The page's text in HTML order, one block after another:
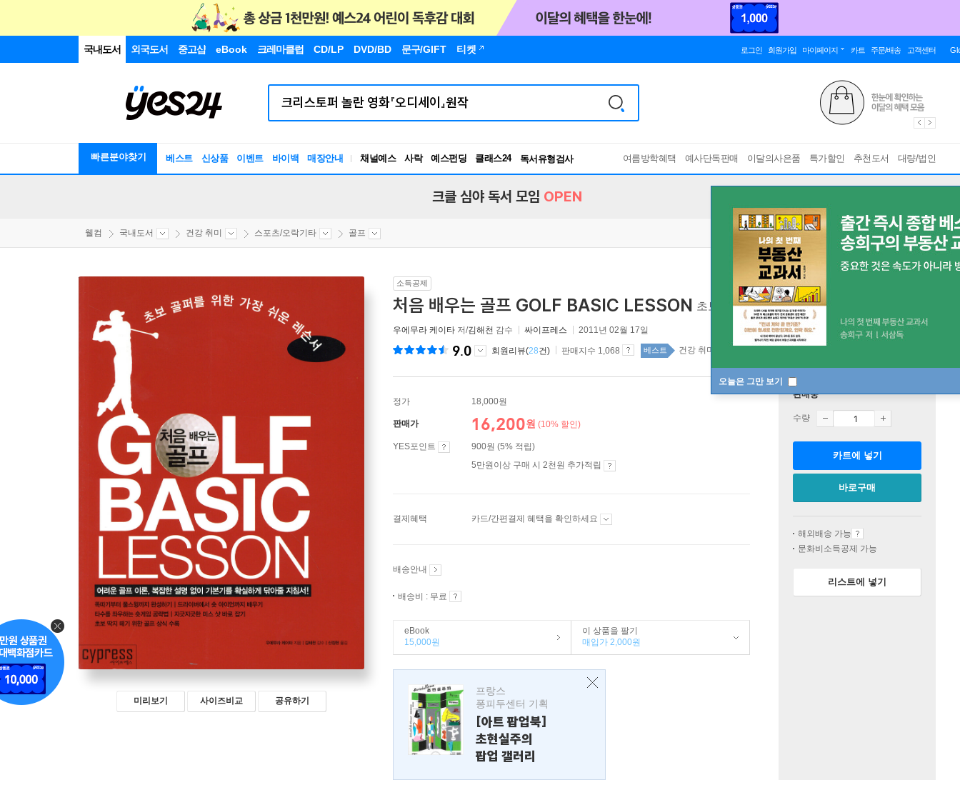
국내도서 외국도서 중고샵 eBook 크레마클럽 CD/LP DVD/BD 문구/GIFT 티켓 로그인 회원가입 마이페이지 카트 주문/배송 고객센터
빠른분야찾기 베스트 신상품 이벤트 바이백 매장안내 채널예스 사락 예스펀딩 클래스24
독서유형검사
RBTI Lab
여름방학혜택 예사단독판매 이달의사은품 특가할인 추천도서 대량/법인
오늘은 그만 보기
크클 심야 독서 모임 OPEN
웰컴 국내도서 건강 취미 스포츠/오락기타 골프
미리보기 사이즈비교 공유하기
소득공제
처음 배우는 골프 GOLF BASIC LESSON 초보 골퍼를 위한 가장 쉬운 레슨서
우에무라 케이타 저/김해천 감수 싸이프레스 2011년 02월 17일
9.0 회원리뷰(28건) 판매지수 1,068 베스트 건강 취미 top20 1주
정가 18,000원
판매가 16,200원 (10% 할인)
YES포인트
900원 (5% 적립)
5만원이상 구매 시 2천원 추가적립
결제혜택 카드/간편결제 혜택을 확인하세요
배송안내
배송비 : 무료
eBook
15,000원
이 상품을 팔기
매입가 2,000원
프랑스
퐁피두센터 기획
[아트 팝업북]
초현실주의
팝업 갤러리
판매중
수량
카트에 넣기
바로구매
해외배송 가능
문화비소득공제 가능
리스트에 넣기